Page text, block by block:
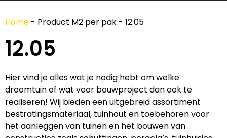
Home - Product M2 per pak - 12.05
12.05
Hier vind je alles wat je nodig hebt om welke
droomtuin of wat voor bouwproject dan ook te
realiseren! Wij bieden een uitgebreid assortiment
bestratingsmateriaal, tuinhout en toebehoren voor
het aanleggen van tuinen en het bouwen van